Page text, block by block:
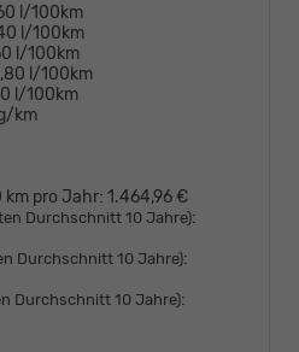
l/100km
l/100km
l/100km
l/100km
l/100km
km
km pro Jahr: 1.464,96 €
Durchschnitt 10 Jahre):
Durchschnitt 10 Jahre):
Durchschnitt 10 Jahre):